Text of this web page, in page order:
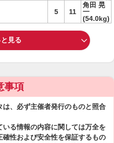
5 11
角田 晃
一
(54.0kg)
見る
事項
、必ず主催者発行のものと照合
る情報の内容に関しては万全を
性および安全性を保証するもの